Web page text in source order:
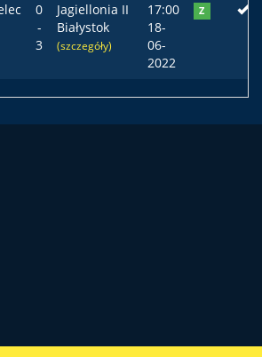
0
-
3
Jagiellonia II
Białystok
(szczegóły)
17:00
18-
06-
2022
Z